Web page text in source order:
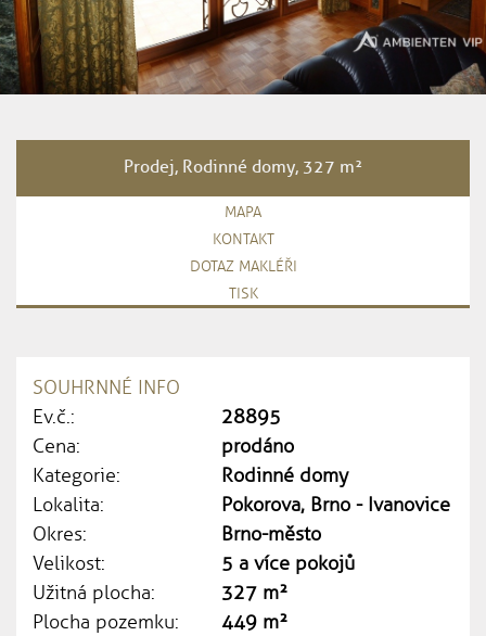
Prodej, Rodinné domy, 327 m²
MAPA
KONTAKT
DOTAZ MAKLÉŘI
TISK
SOUHRNNÉ INFO
Ev.č.:
28895
Cena:
prodáno
Kategorie:
Rodinné domy
Lokalita:
Pokorova, Brno - Ivanovice
Okres:
Brno-město
Velikost:
5 a více pokojů
Užitná plocha:
327 m²
Plocha pozemku:
449 m²